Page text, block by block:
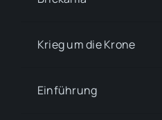
Krieg um die Krone
Einführung